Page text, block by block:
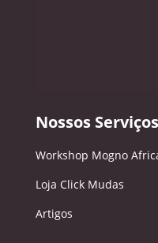
Nossos Serviços
Workshop Mogno
Loja Click Mudas
Artigos